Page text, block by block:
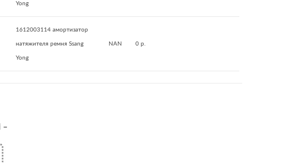
Yong
1612003114 амортизатор
натяжителя ремня Ssang
Yong
NAN 0 р.
–